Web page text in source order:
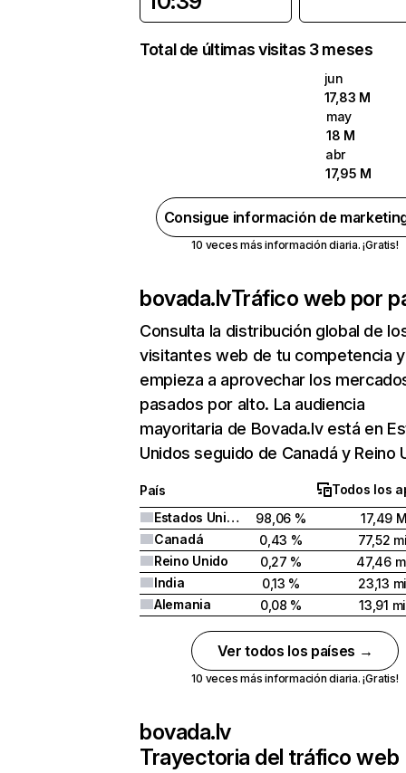
Total de últimas visitas 3 meses
jun
17,83 M
may
18 M
abr
17,95 M
Consigue información de
10 veces más información diaria. ¡Gratis!
bovada.lvTráfico web por
Consulta la distribución global de
visitantes web de tu competencia y
empieza a aprovechar los
pasados por alto. La audiencia
mayoritaria de Bovada.lv está en
Unidos seguido de Canadá y Reino
País
Todos los
Estados Unidos
98,06 %
17,49
Canadá
0,43 %
77,52
Reino Unido
0,27 %
47,46
India
0,13 %
23,13
Alemania
0,08 % 13,91
Ver todos los países →
10 veces más información diaria. ¡Gratis!
bovada.lv
Trayectoria del tráfico web